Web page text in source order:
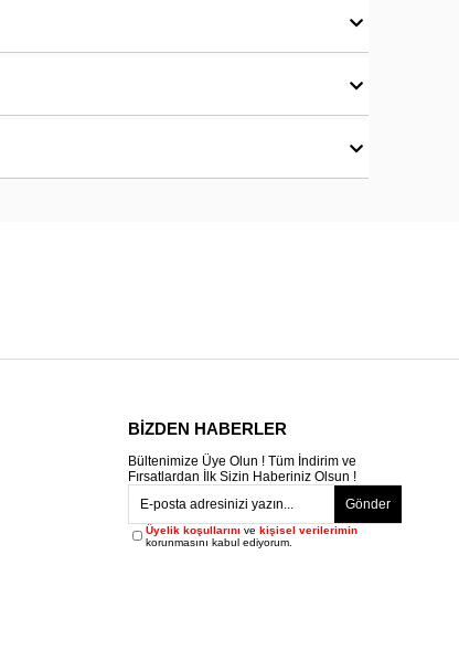
BİZDEN HABERLER
Bültenimize Üye Olun ! Tüm İndirim ve
Fırsatlardan İlk Sizin Haberiniz Olsun !
Gönder
Üyelik koşullarını vekişisel verilerimin
korunmasını kabul ediyorum.